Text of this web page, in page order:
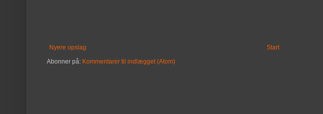
Nyere opslag
Start
Abonner på: Kommentarer til indlægget (Atom)